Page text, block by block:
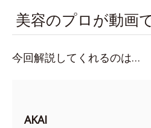
美容のプロが動画
今回解説してくれるのは…
AKAI